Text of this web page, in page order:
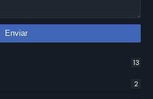
13
2